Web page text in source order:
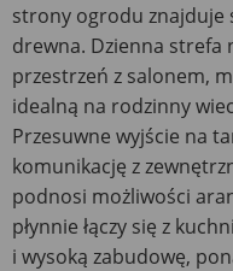
strony ogrodu znajduje
drewna. Dzienna
przestrzeń z salonem,
idealną na rodzinny
Przesuwne wyjście na
komunikację z
podnosi możliwości
płynnie łączy się z
i wysoką zabudowę,